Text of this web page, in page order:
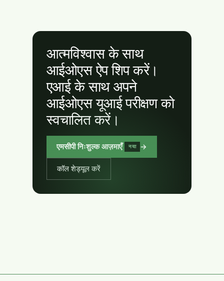
आत्मविश्वास के साथ
आईओएस ऐप शिप करें।
एआई के साथ अपने
आईओएस यूआई परीक्षण को
स्वचालित करें।
एमसीपी निःशुल्क आज़माएँ नया →
कॉल शेड्यूल करें